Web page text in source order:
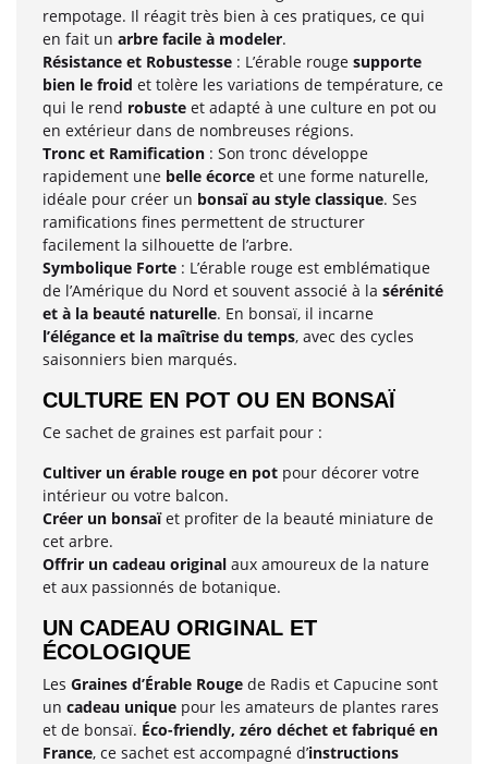
rempotage. Il réagit très bien à ces pratiques, ce qui
en fait un arbre facile à modeler.
Résistance et Robustesse : L’érable rouge supporte
bien le froid et tolère les variations de température, ce
qui le rend robuste et adapté à une culture en pot ou
en extérieur dans de nombreuses régions.
Tronc et Ramification : Son tronc développe
rapidement une belle écorce et une forme naturelle,
idéale pour créer un bonsaï au style classique. Ses
ramifications fines permettent de structurer
facilement la silhouette de l’arbre.
Symbolique Forte : L’érable rouge est emblématique
de l’Amérique du Nord et souvent associé à la sérénité
et à la beauté naturelle. En bonsaï, il incarne
l’élégance et la maîtrise du temps, avec des cycles
saisonniers bien marqués.
CULTURE EN POT OU EN BONSAÏ
Ce sachet de graines est parfait pour :
Cultiver un érable rouge en pot pour décorer votre
intérieur ou votre balcon.
Créer un bonsaïet profiter de la beauté miniature de
cet arbre.
Offrir un cadeau original aux amoureux de la nature
et aux passionnés de botanique.
UN CADEAU ORIGINAL ET
ÉCOLOGIQUE
Les Graines d’Érable Rouge de Radis et Capucine sont
un cadeau unique pour les amateurs de plantes rares
et de bonsaï. Éco-friendly, zéro déchet et fabriqué en
France, ce sachet est accompagné d’instructions